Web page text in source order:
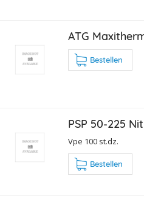
ATG
Bestellen
PSP 50-225
Vpe 100 st.dz.
Bestellen